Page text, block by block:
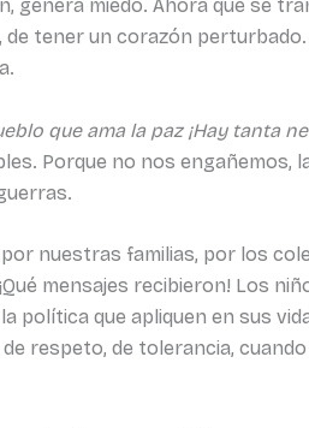
genera miedo. Ahora que se
de tener un corazón
que ama la paz ¡Hay tanta
Porque no nos
nuestras familias, por los
mensajes recibieron! Los
política que apliquen en sus
respeto, de tolerancia,